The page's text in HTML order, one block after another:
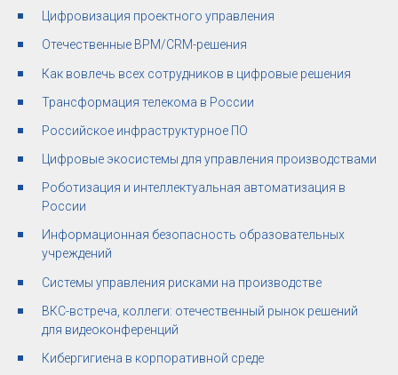
Цифровизация проектного управления
Отечественные BPM/CRM-решения
Как вовлечь всех сотрудников в цифровые решения
Трансформация телекома в России
Российское инфраструктурное ПО
Цифровые экосистемы для управления производствами
Роботизация и интеллектуальная автоматизация в
России
Информационная безопасность образовательных
учреждений
Системы управления рисками на производстве
ВКС-встреча, коллеги: отечественный рынок решений
для видеоконференций
Кибергигиена в корпоративной среде